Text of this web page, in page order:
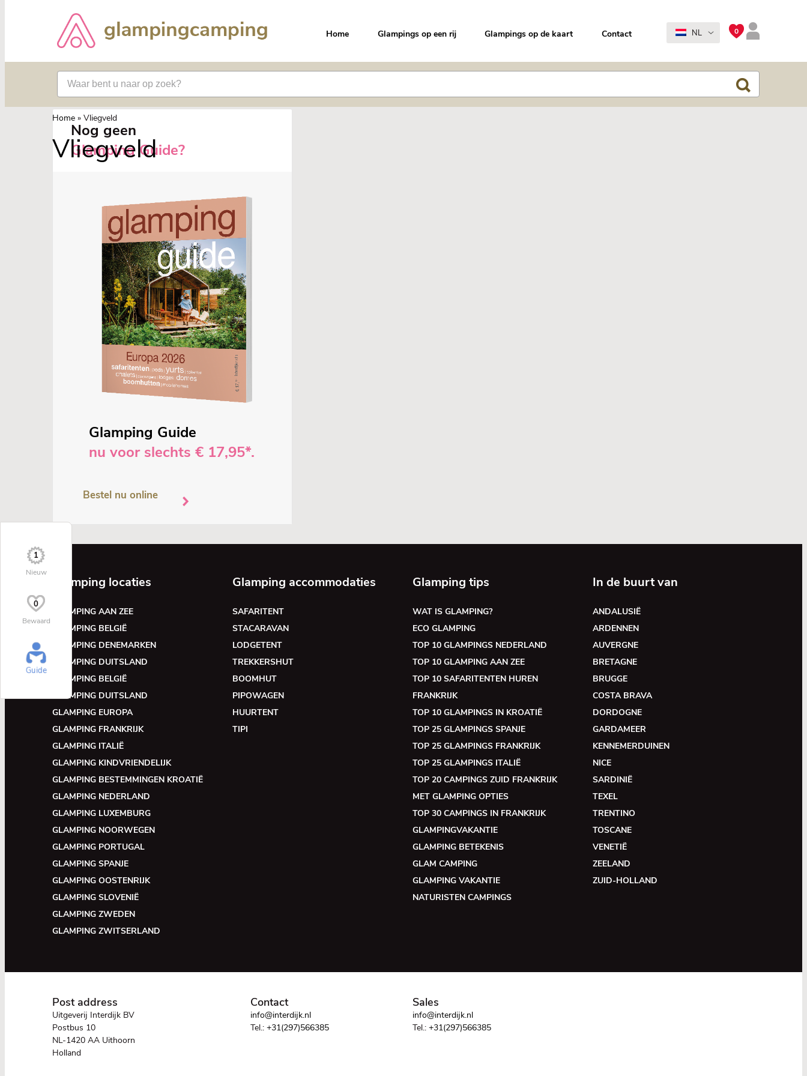
Home Glampings op een rij Glampings op de kaart Contact 0
NL
Home » Vliegveld
Vliegveld
Nog geen
Glamping Guide?
Glamping Guide
nu voor slechts € 17,95*.
Bestel nu online
1
Nieuw
0
Bewaard
Guide
Glamping locaties
GLAMPING AAN ZEE
GLAMPING BELGIË
GLAMPING DENEMARKEN
GLAMPING DUITSLAND
GLAMPING BELGIË
GLAMPING DUITSLAND
GLAMPING EUROPA
GLAMPING FRANKRIJK
GLAMPING ITALIË
GLAMPING KINDVRIENDELIJK
GLAMPING BESTEMMINGEN KROATIË
GLAMPING NEDERLAND
GLAMPING LUXEMBURG
GLAMPING NOORWEGEN
GLAMPING PORTUGAL
GLAMPING SPANJE
GLAMPING OOSTENRIJK
GLAMPING SLOVENIË
GLAMPING ZWEDEN
GLAMPING ZWITSERLAND
Glamping accommodaties
SAFARITENT
STACARAVAN
LODGETENT
TREKKERSHUT
BOOMHUT
PIPOWAGEN
HUURTENT
TIPI
Glamping tips
WAT IS GLAMPING?
ECO GLAMPING
TOP 10 GLAMPINGS NEDERLAND
TOP 10 GLAMPING AAN ZEE
TOP 10 SAFARITENTEN HUREN
FRANKRIJK
TOP 10 GLAMPINGS IN KROATIË
TOP 25 GLAMPINGS SPANJE
TOP 25 GLAMPINGS FRANKRIJK
TOP 25 GLAMPINGS ITALIË
TOP 20 CAMPINGS ZUID FRANKRIJK
MET GLAMPING OPTIES
TOP 30 CAMPINGS IN FRANKRIJK
GLAMPINGVAKANTIE
GLAMPING BETEKENIS
GLAM CAMPING
GLAMPING VAKANTIE
NATURISTEN CAMPINGS
In de buurt van
ANDALUSIË
ARDENNEN
AUVERGNE
BRETAGNE
BRUGGE
COSTA BRAVA
DORDOGNE
GARDAMEER
KENNEMERDUINEN
NICE
SARDINIË
TEXEL
TRENTINO
TOSCANE
VENETIË
ZEELAND
ZUID-HOLLAND
Post address
Uitgeverij Interdijk BV
Postbus 10
NL-1420 AA Uithoorn
Holland
Contact
info@interdijk.nl
Tel.: +31(297)566385
Sales
info@interdijk.nl
Tel.: +31(297)566385